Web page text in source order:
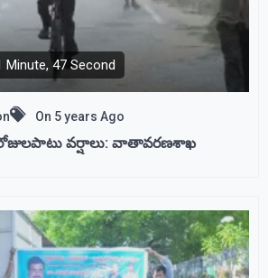
Minute, 47 Second
On 5 years Ago
వర్షాలు: వాతావరణశాఖ